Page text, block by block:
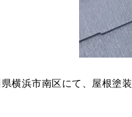
横浜市南区にて、屋根塗